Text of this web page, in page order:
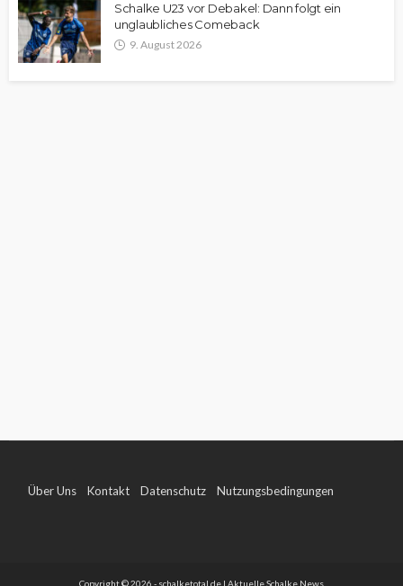
Schalke U23 vor Debakel: Dann folgt ein
unglaubliches Comeback
9. August 2026
Über Uns Kontakt Datenschutz Nutzungsbedingungen
Copyright © 2026 - schalketotal.de | Aktuelle Schalke News